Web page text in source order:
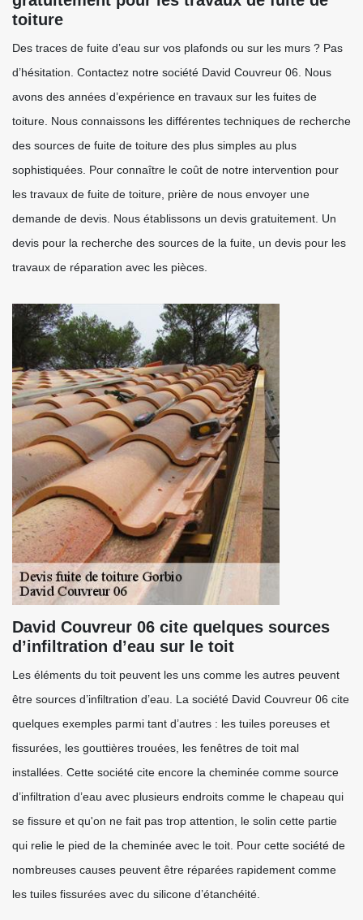
toiture
Des traces de fuite d’eau sur vos plafonds ou sur les murs ? Pas
d’hésitation. Contactez notre société David Couvreur 06. Nous
avons des années d’expérience en travaux sur les fuites de
toiture. Nous connaissons les différentes techniques de recherche
des sources de fuite de toiture des plus simples au plus
sophistiquées. Pour connaître le coût de notre intervention pour
les travaux de fuite de toiture, prière de nous envoyer une
demande de devis. Nous établissons un devis gratuitement. Un
devis pour la recherche des sources de la fuite, un devis pour les
travaux de réparation avec les pièces.
David Couvreur 06 cite quelques sources
d’infiltration d’eau sur le toit
Les éléments du toit peuvent les uns comme les autres peuvent
être sources d’infiltration d’eau. La société David Couvreur 06 cite
quelques exemples parmi tant d’autres : les tuiles poreuses et
fissurées, les gouttières trouées, les fenêtres de toit mal
installées. Cette société cite encore la cheminée comme source
d’infiltration d’eau avec plusieurs endroits comme le chapeau qui
se fissure et qu'on ne fait pas trop attention, le solin cette partie
qui relie le pied de la cheminée avec le toit. Pour cette société de
nombreuses causes peuvent être réparées rapidement comme
les tuiles fissurées avec du silicone d’étanchéité.